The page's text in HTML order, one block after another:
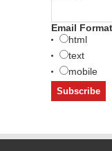
Email Format
html
text
mobile